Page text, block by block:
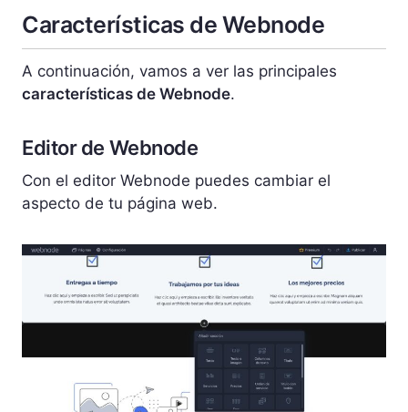
Características de Webnode
A continuación, vamos a ver las principales
características de Webnode.
Editor de Webnode
Con el editor Webnode puedes cambiar el
aspecto de tu página web.